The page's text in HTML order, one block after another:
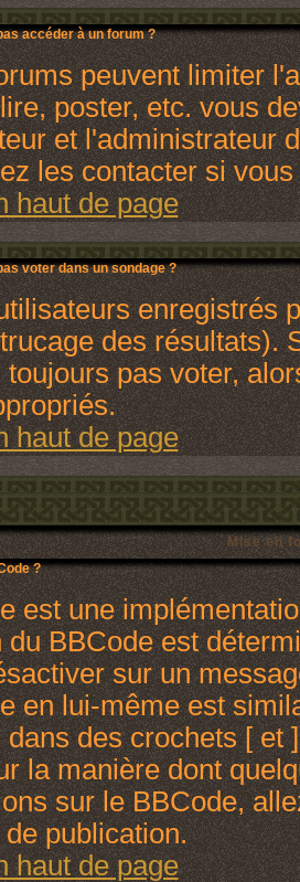
accéder à un forum ?
peuvent limiter
poster, etc. vous
et l'administrateur
les contacter si
haut de page
voter dans un sondage ?
enregistrés
des résultats).
toujours pas voter,
haut de page
Mise en
?
est une
du BBCode est
sur un
en lui-même est
dans des crochets [ et
la manière dont
sur le BBCode,
publication.
haut de page